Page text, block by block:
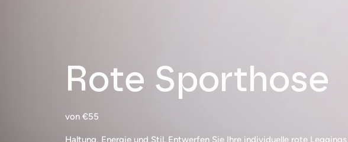
Rote Sporthose
von €55
Haltung, Energie und Stil. Entwerfen Sie Ihre individuelle rote